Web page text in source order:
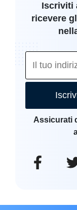
Iscriviti
ricevere
Assicurati